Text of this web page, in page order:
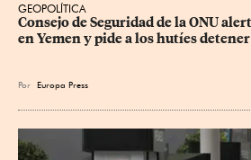
GEOPOLÍTICA
Consejo de Seguridad de la ONU
en Yemen y pide a los hutíes
Por Europa Press